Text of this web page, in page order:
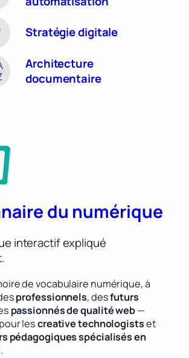
Stratégie digitale
Architecture
documentaire
du numérique
interactif expliqué
de vocabulaire numérique, à
professionnels, desfuturs
passionnés de qualité web—
lescreative technologistset
pédagogiques spécialisés en
.